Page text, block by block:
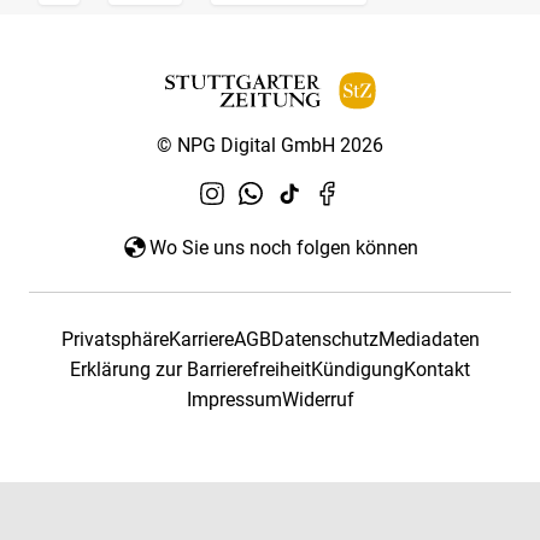
© NPG Digital GmbH 2026
Wo Sie uns noch folgen können
PrivatsphäreKarriereAGBDatenschutzMediadaten
Erklärung zur BarrierefreiheitKündigungKontakt
ImpressumWiderruf